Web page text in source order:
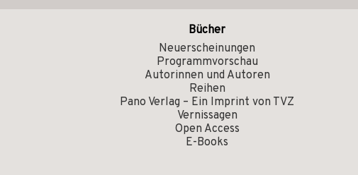
Bücher
Neuerscheinungen
Programmvorschau
Autorinnen und Autoren
Reihen
Pano Verlag – Ein Imprint von TVZ
Vernissagen
Open Access
E-Books